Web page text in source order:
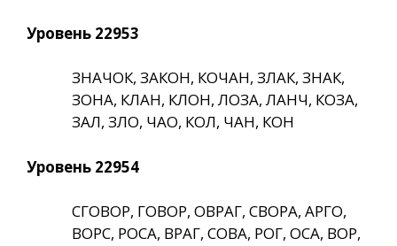
Уровень 22953
ЗНАЧОК, ЗАКОН, КОЧАН, ЗЛАК, ЗНАК,
ЗОНА, КЛАН, КЛОН, ЛОЗА, ЛАНЧ, КОЗА,
ЗАЛ, ЗЛО, ЧАО, КОЛ, ЧАН, КОН
Уровень 22954
СГОВОР, ГОВОР, ОВРАГ, СВОРА, АРГО,
ВОРС, РОСА, ВРАГ, СОВА, РОГ, ОСА, ВОР,